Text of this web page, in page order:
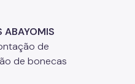
de
de bonecas